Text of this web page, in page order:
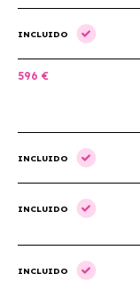
INCLUIDO
596 €
INCLUIDO
INCLUIDO
INCLUIDO